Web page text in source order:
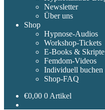
Newsletter
Über uns
Shop
Hypnose-Audios
Workshop-Tickets
E-Books & Skripte
Femdom-Videos
Individuell buchen
Shop-FAQ
€0,00 0 Artikel